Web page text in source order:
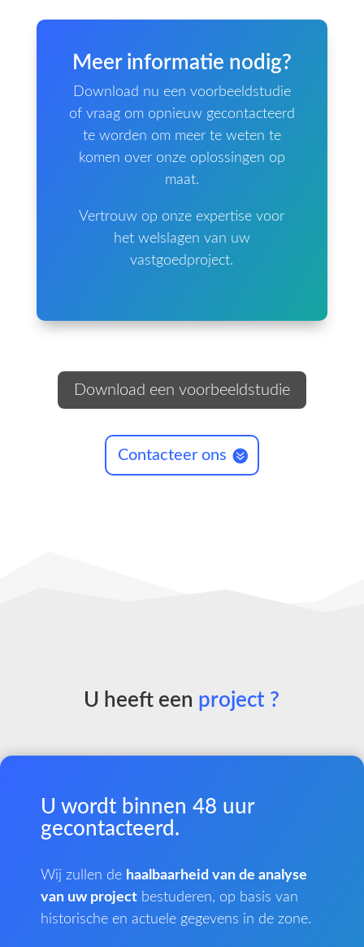
Meer informatie nodig?
Download nu een voorbeeldstudie
of vraag om opnieuw gecontacteerd
te worden om meer te weten te
komen over onze oplossingen op
maat.
Vertrouw op onze expertise voor
het welslagen van uw
vastgoedproject.
Download een voorbeeldstudie
Contacteer ons
U heeft een project ?
U wordt binnen 48 uur
gecontacteerd.
Wij zullen de haalbaarheid van de analyse
van uw project bestuderen, op basis van
historische en actuele gegevens in de zone.